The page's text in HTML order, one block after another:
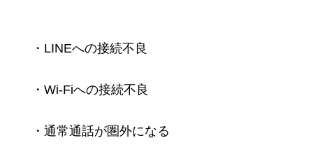
・LINEへの接続不良
・Wi-Fiへの接続不良
・通常通話が圏外になる